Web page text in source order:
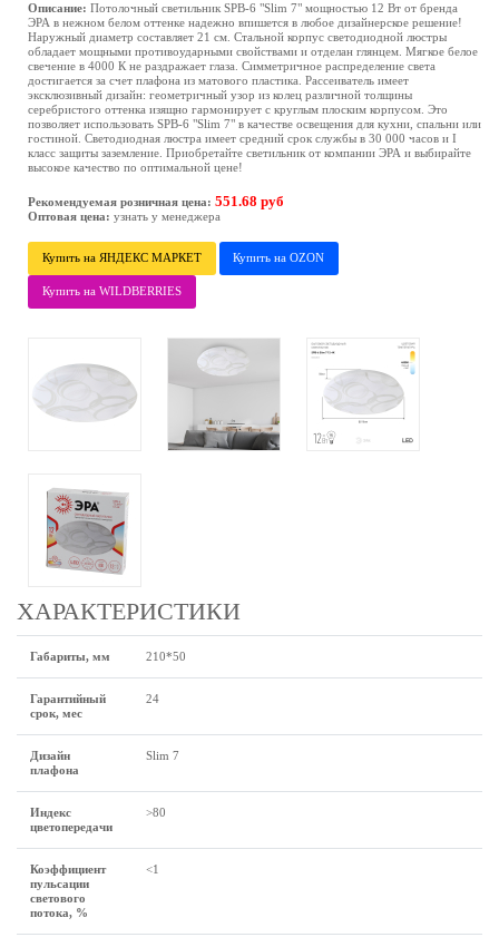
Описание: Потолочный светильник SPB-6 "Slim 7" мощностью 12 Вт от бренда
ЭРА в нежном белом оттенке надежно впишется в любое дизайнерское решение!
Наружный диаметр составляет 21 см. Стальной корпус светодиодной люстры
обладает мощными противоударными свойствами и отделан глянцем. Мягкое белое
свечение в 4000 К не раздражает глаза. Симметричное распределение света
достигается за счет плафона из матового пластика. Рассеиватель имеет
эксклюзивный дизайн: геометричный узор из колец различной толщины
серебристого оттенка изящно гармонирует с круглым плоским корпусом. Это
позволяет использовать SPB-6 "Slim 7" в качестве освещения для кухни, спальни или
гостиной. Светодиодная люстра имеет средний срок службы в 30 000 часов и I
класс защиты заземление. Приобретайте светильник от компании ЭРА и выбирайте
высокое качество по оптимальной цене!
Рекомендуемая розничная цена: 551.68 руб
Оптовая цена: узнать у менеджера
Купить на ЯНДЕКС МАРКЕТ Купить на OZON
Купить на WILDBERRIES
ХАРАКТЕРИСТИКИ
Габариты, мм 210*50
Гарантийный
срок, мес
24
Дизайн
плафона
Slim 7
Индекс
цветопередачи
>80
Коэффициент
пульсации
светового
потока, %
<1